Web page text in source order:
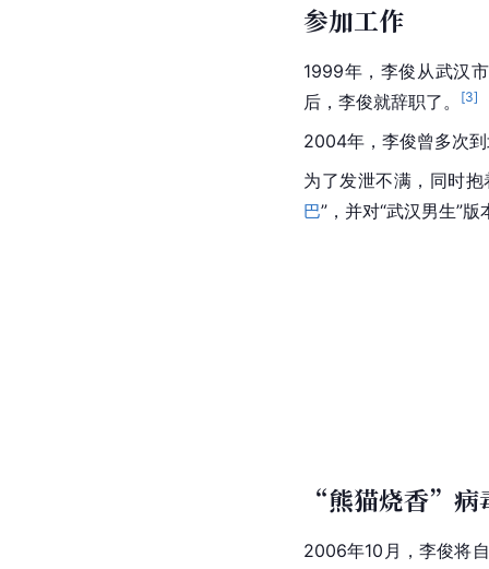
参加工作
1999年，李俊从武汉市
后，李俊就辞职了。
[3]
2004年，李俊曾多次到
为了发泄不满，同时
巴”，并对“武汉男生”
“熊猫烧香”病
2006年10月，李俊将